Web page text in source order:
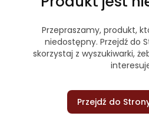
Przepraszamy, produkt,
niedostępny. Przejdź do
skorzystaj z wyszukiwarki,
Przejdź do